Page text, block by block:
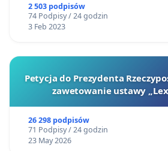
2 503 podpisów
74 Podpisy / 24 godzin
3 Feb 2023
Petycja do Prezydenta
zawetowanie ustawy
26 298 podpisów
71 Podpisy / 24 godzin
23 May 2026